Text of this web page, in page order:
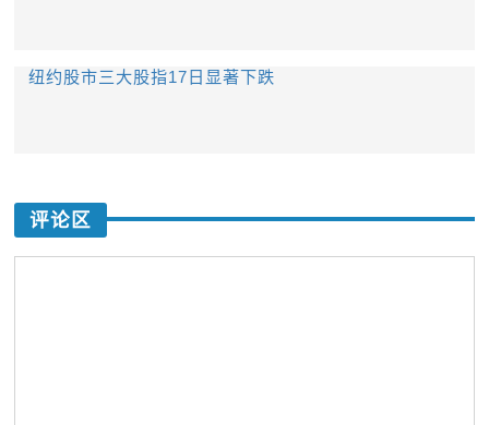
纽约股市三大股指17日显著下跌
评论区